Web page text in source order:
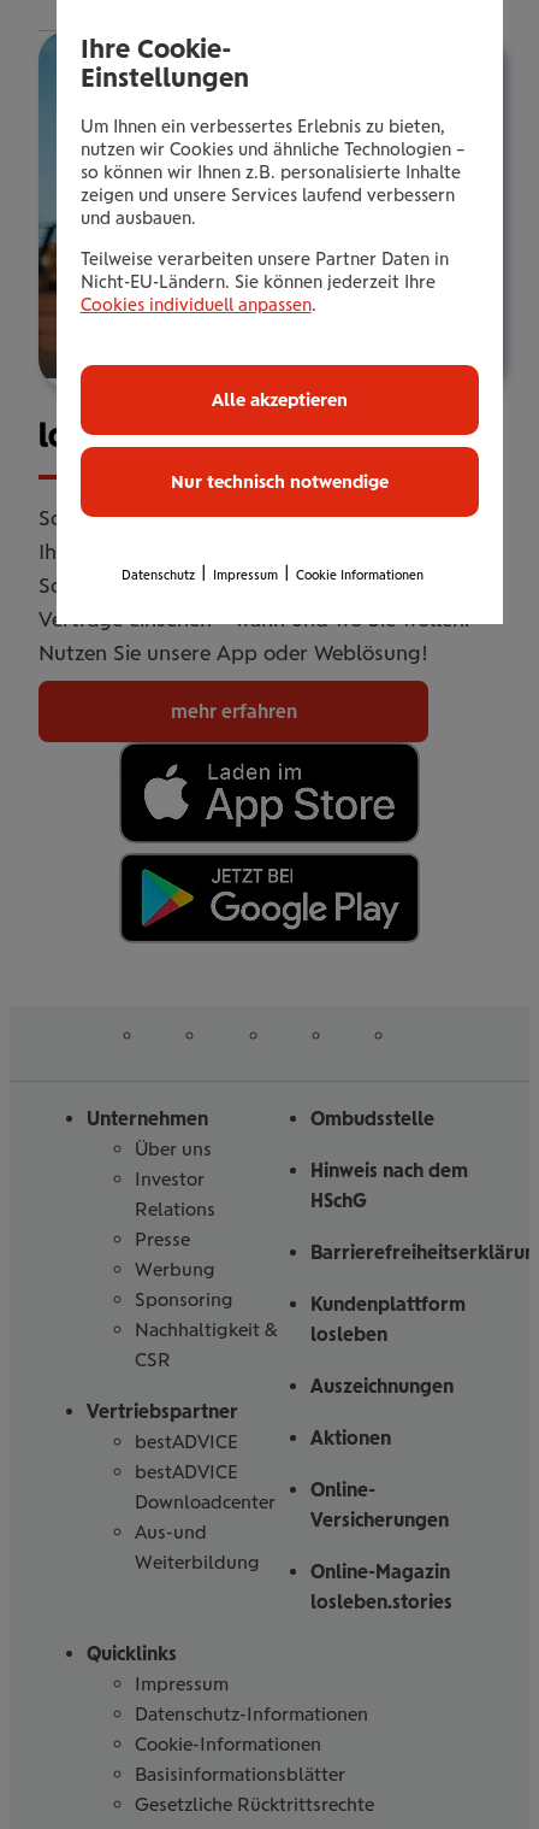
los­le­ben
Schluss mit Papierkram. Mit losleben zeigen wir
Ihnen die einfache Welt der Versicherung. Einen
Schaden melden, Rechnungen einreichen,
Verträge einsehen – wann und wo Sie wollen.
Nutzen Sie unsere App oder Weblösung!
mehr erfahren
Unternehmen
Über uns
Investor
Relations
Presse
Werbung
Sponsoring
Nachhaltigkeit &
CSR
Vertriebspartner
bestADVICE
bestADVICE
Downloadcenter
Aus-und
Weiterbildung
Ombudsstelle
Hinweis nach dem
HSchG
Kundenplattform
losleben
Auszeichnungen
Aktionen
Online-
Versicherungen
Online-Magazin
losleben.stories
Quicklinks
Impressum
Datenschutz-Informationen
Cookie-Informationen
Basisinformationsblätter
Gesetzliche Rücktrittsrechte
uns
Ihre Cookie-
Einstellungen
Um Ihnen ein verbessertes Erlebnis zu bieten,
nutzen wir Cookies und ähnliche Technologien –
so können wir Ihnen z.B. personalisierte Inhalte
zeigen und unsere Services laufend verbessern
und ausbauen.
Teilweise verarbeiten unsere Partner Daten in
Nicht-EU-Ländern. Sie können jederzeit Ihre
Cookies individuell anpassen.
Nur technisch notwendige
Alle akzeptieren
Datenschutz Impressum Cookie Informationen